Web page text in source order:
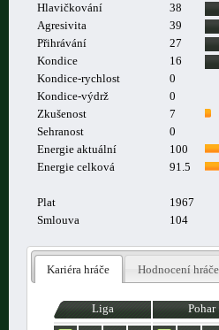
Hlavičkování
38
Agresivita
39
Přihrávání
27
Kondice
16
Kondice-rychlost
0
Kondice-výdrž
0
Zkušenost
7
Sehranost
0
Energie aktuální
100
Energie celková
91.5
Plat
1967
Smlouva
104
Kariéra hráče Hodnocení hráče
Liga Pohar